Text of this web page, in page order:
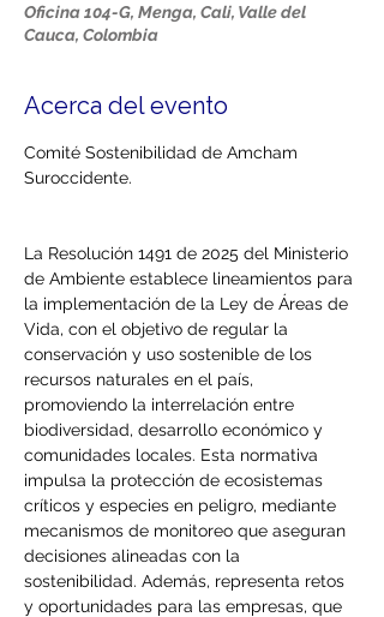
Oficina 104-G, Menga, Cali, Valle del
Cauca, Colombia
Acerca del evento
Comité Sostenibilidad de Amcham
Suroccidente.
La Resolución 1491 de 2025 del Ministerio
de Ambiente establece lineamientos para
la implementación de la Ley de Áreas de
Vida, con el objetivo de regular la
conservación y uso sostenible de los
recursos naturales en el país,
promoviendo la interrelación entre
biodiversidad, desarrollo económico y
comunidades locales. Esta normativa
impulsa la protección de ecosistemas
críticos y especies en peligro, mediante
mecanismos de monitoreo que aseguran
decisiones alineadas con la
sostenibilidad. Además, representa retos
y oportunidades para las empresas, que